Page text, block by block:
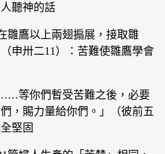
人聽神的話
雛鷹以上兩翅搧展，接取雛
申卅二11）：苦難使雛鷹學會
等你們暫受苦難之後，必要
，賜力量給你們。」（彼前五
堅固